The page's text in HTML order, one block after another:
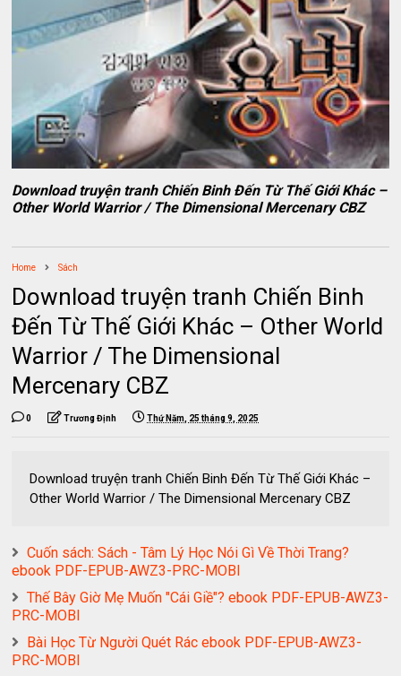
Download truyện tranh Chiến Binh Đến Từ Thế Giới Khác –
Other World Warrior / The Dimensional Mercenary CBZ
Home Sách
Download truyện tranh Chiến Binh
Đến Từ Thế Giới Khác – Other World
Warrior / The Dimensional
Mercenary CBZ
0 Trương Định Thứ Năm, 25 tháng 9, 2025
Download truyện tranh Chiến Binh Đến Từ Thế Giới Khác –
Other World Warrior / The Dimensional Mercenary CBZ
Cuốn sách: Sách - Tâm Lý Học Nói Gì Về Thời Trang?
ebook PDF-EPUB-AWZ3-PRC-MOBI
Thế Bây Giờ Mẹ Muốn "Cái Giề"? ebook PDF-EPUB-AWZ3-
PRC-MOBI
Bài Học Từ Người Quét Rác ebook PDF-EPUB-AWZ3-
PRC-MOBI